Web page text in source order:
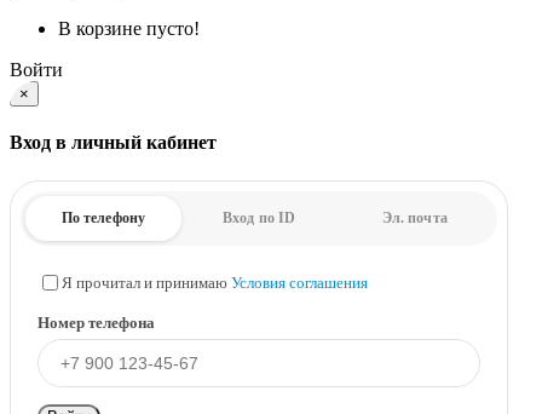
В корзине пусто!
Войти
×
Вход в личный кабинет
По телефону Вход по ID Эл. почта
Я прочитал и принимаю Условия соглашения
Номер телефона